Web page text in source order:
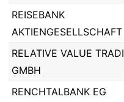
REISEBANK
AKTIENGESELLSCHAFT
RELATIVE VALUE
GMBH
RENCHTALBANK EG